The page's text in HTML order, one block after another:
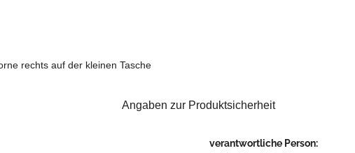
rechts auf der kleinen Tasche
Angaben zur Produktsicherheit
verantwortliche Person: